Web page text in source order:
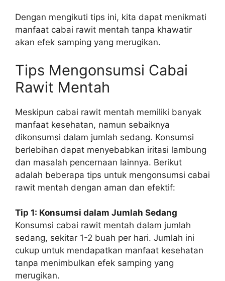
Dengan mengikuti tips ini, kita dapat menikmati
manfaat cabai rawit mentah tanpa khawatir
akan efek samping yang merugikan.
Tips Mengonsumsi Cabai
Rawit Mentah
Meskipun cabai rawit mentah memiliki banyak
manfaat kesehatan, namun sebaiknya
dikonsumsi dalam jumlah sedang. Konsumsi
berlebihan dapat menyebabkan iritasi lambung
dan masalah pencernaan lainnya. Berikut
adalah beberapa tips untuk mengonsumsi cabai
rawit mentah dengan aman dan efektif:
Tip 1: Konsumsi dalam Jumlah Sedang
Konsumsi cabai rawit mentah dalam jumlah
sedang, sekitar 1-2 buah per hari. Jumlah ini
cukup untuk mendapatkan manfaat kesehatan
tanpa menimbulkan efek samping yang
merugikan.